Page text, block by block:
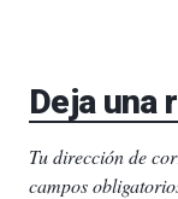
Deja una
Tu dirección de
campos